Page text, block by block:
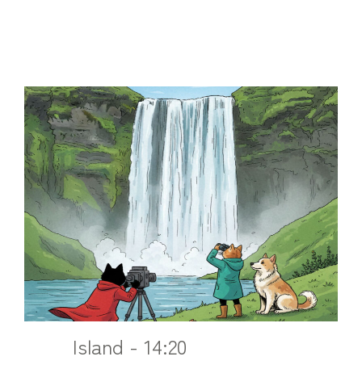
Island - 14:20